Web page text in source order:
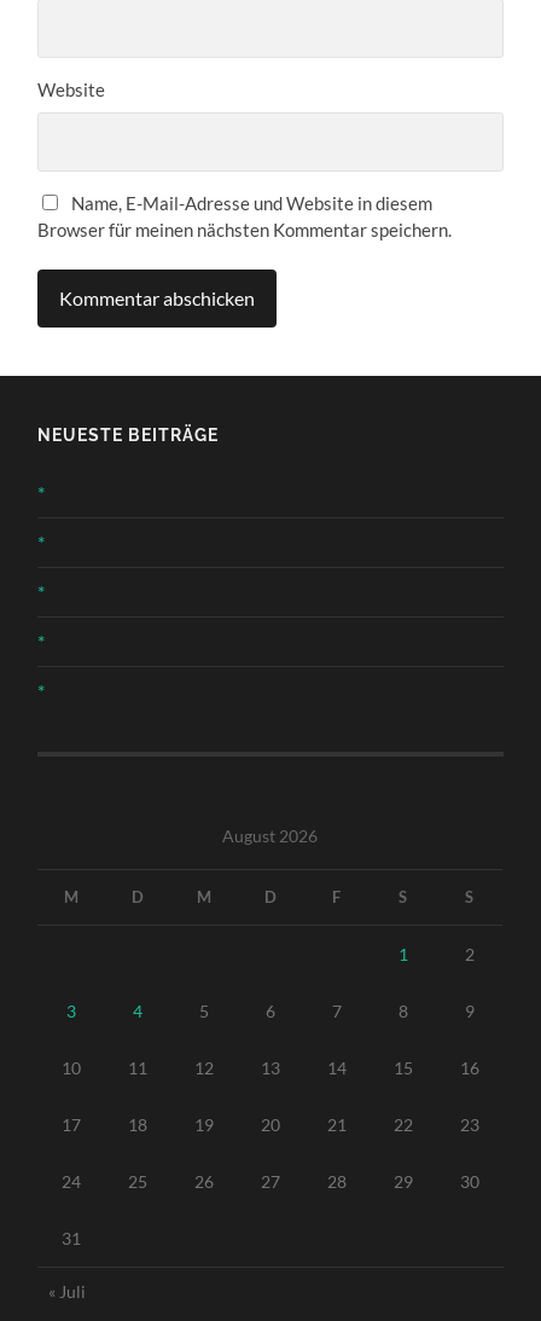
Website
Name, E-Mail-Adresse und Website in diesem
Browser für meinen nächsten Kommentar speichern.
NEUESTE BEITRÄGE
*
*
*
*
*
August 2026
M D M D F S S
1 2
3 4 5 6 7 8 9
10 11 12 13 14 15 16
17 18 19 20 21 22 23
24 25 26 27 28 29 30
31
« Juli